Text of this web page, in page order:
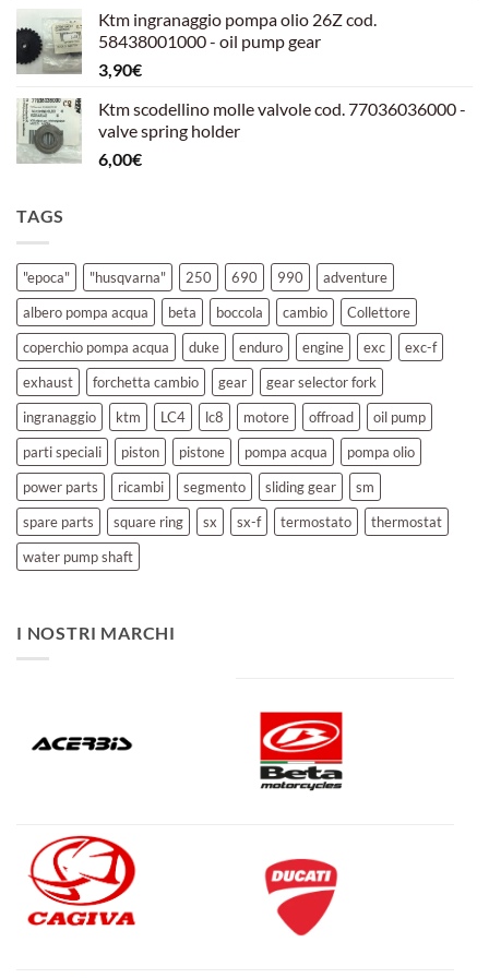
originale
era:
attuale
è:
Ktm ingranaggio pompa olio 26Z cod.
58438001000 - oil pump gear
3,90€
Ktm scodellino molle valvole cod. 77036036000 -
valve spring holder
6,00€
TAGS
"epoca" "husqvarna" 250 690 990
adventure
albero pompa acqua
beta boccola cambio
Collettore
coperchio pompa acqua
duke enduro engine exc
exc-f
exhaust
forchetta cambio gear
gear selector fork
ingranaggio
ktm LC4 lc8 motore offroad
oil pump
parti speciali
piston pistone pompa acqua
pompa olio
power parts
ricambi segmento sliding gear
sm
spare parts
square ring sx sx-f termostato
thermostat
water pump shaft
I NOSTRI MARCHI